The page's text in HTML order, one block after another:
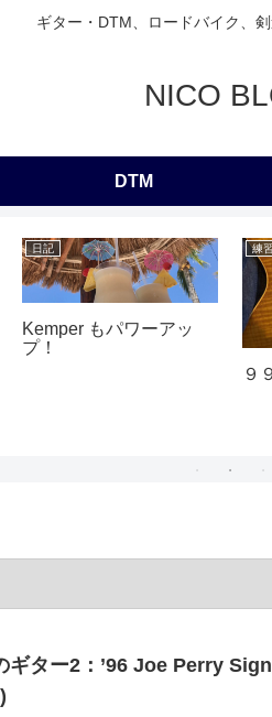
ギター・DTM、ロードバイク、
NICO
DTM
日記
Kemper もパワーアッ
プ！
練習
９
ギター2：’96 Joe Perry